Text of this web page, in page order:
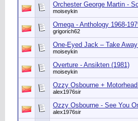
Orchester George Martin -
moiseykin
Omega - Anthology 1968-
grigorich62
One-Eyed Jack – Take
moiseykin
Overture - Ansikten (1981)
moiseykin
Ozzy Osbourne +
alex1976sir
Ozzy Osbourne - See You
alex1976sir